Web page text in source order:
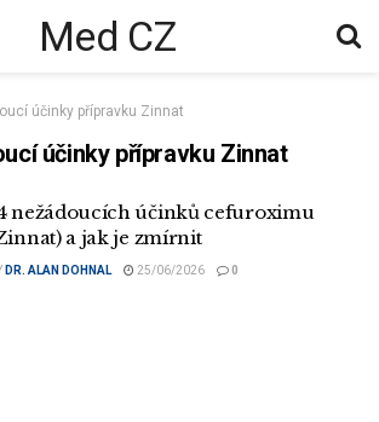
Med CZ
účinky přípravku Zinnat
účinky přípravku Zinnat
nežádoucích účinků cefuroximu
a jak je zmírnit
DR. ALAN DOHNAL 25/06/2026 0